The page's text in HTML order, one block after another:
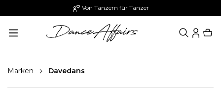
Von Tänzern für Tänzer
Marken Davedans